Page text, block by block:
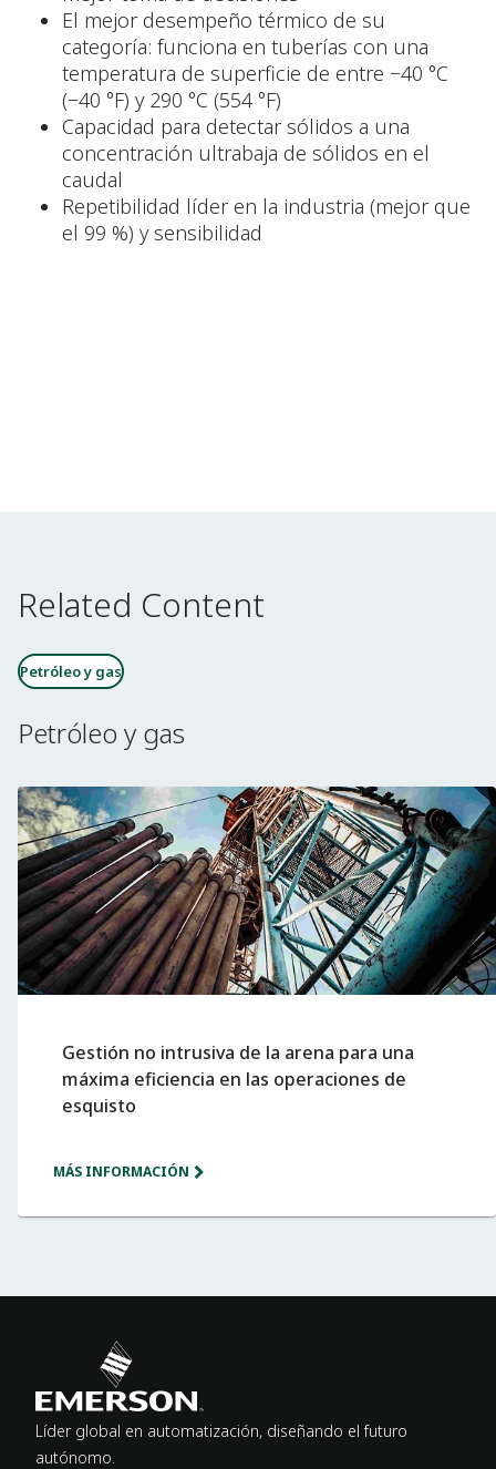
El mejor desempeño térmico de su
categoría: funciona en tuberías con una
temperatura de superficie de entre −40 °C
(−40 °F) y 290 °C (554 °F)
Capacidad para detectar sólidos a una
concentración ultrabaja de sólidos en el
caudal
Repetibilidad líder en la industria (mejor que
el 99 %) y sensibilidad
Related Content
Petróleo y gas
Petróleo y gas
Gestión no intrusiva de la arena para una
máxima eficiencia en las operaciones de
esquisto
MÁS INFORMACIÓN
Líder global en automatización, diseñando el futuro
autónomo.